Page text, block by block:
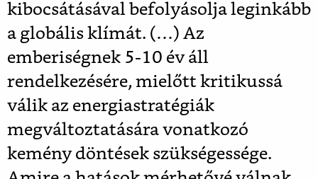
kibocsátásával befolyásolja leginkább
a globális klímát. (…) Az
emberiségnek 5-10 év áll
rendelkezésére, mielőtt kritikussá
válik az energiastratégiák
megváltoztatására vonatkozó
kemény döntések szükségessége.